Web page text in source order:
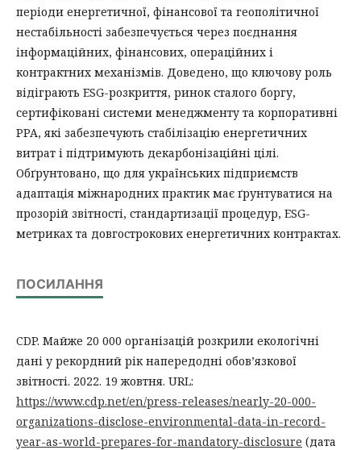
періоди енергетичної, фінансової та геополітичної
нестабільності забезпечується через поєднання
інформаційних, фінансових, операційних і
контрактних механізмів. Доведено, що ключову роль
відіграють ESG-розкриття, ринок сталого боргу,
сертифіковані системи менеджменту та корпоративні
PPA, які забезпечують стабілізацію енергетичних
витрат і підтримують декарбонізаційні цілі.
Обґрунтовано, що для українських підприємств
адаптація міжнародних практик має ґрунтуватися на
прозорій звітності, стандартизації процедур, ESG-
метриках та довгострокових енергетичних контрактах.
ПОСИЛАННЯ
CDP. Майже 20 000 організацій розкрили екологічні
дані у рекордний рік напередодні обов’язкової
звітності. 2022. 19 жовтня. URL:
https://www.cdp.net/en/press-releases/nearly-20-000-
organizations-disclose-environmental-data-in-record-
year-as-world-prepares-for-mandatory-disclosure (дата